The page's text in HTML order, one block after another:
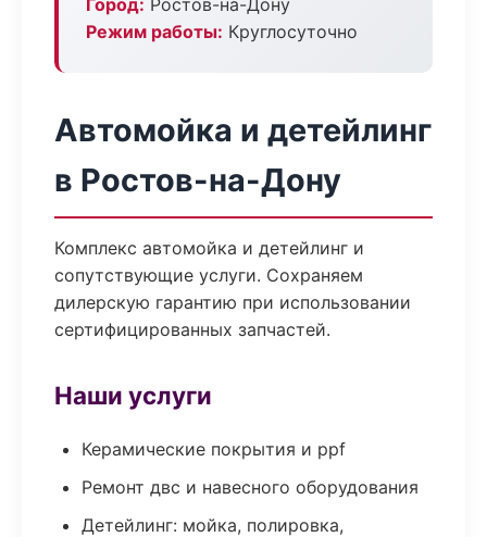
Город: Ростов-на-Дону
Режим работы: Круглосуточно
Автомойка и детейлинг
в Ростов-на-Дону
Комплекс автомойка и детейлинг и
сопутствующие услуги. Сохраняем
дилерскую гарантию при использовании
сертифицированных запчастей.
Наши услуги
Керамические покрытия и ppf
Ремонт двс и навесного оборудования
Детейлинг: мойка, полировка,